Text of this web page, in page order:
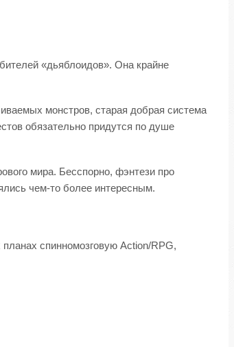
«дьяблоидов». Она крайне
монстров, старая добрая система
обязательно придутся по душе
мира. Бесспорно, фэнтези про
чем-то более интересным.
спинномозговую Action/RPG,